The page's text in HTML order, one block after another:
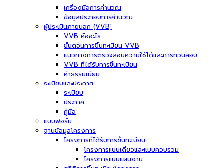
เครื่องมือการคำนวณ
ข้อมูลประกอบการคำนวณ
ผู้ประเมินภายนอก (VVB)
VVB คืออะไร
ขั้นตอนการขึ้นทะเบียน VVB
แนวทางการตรวจสอบความใช้ได้และการทวนสอบ
VVB ที่ได้รับการขึ้นทะเบียน
ค่าธรรมเนียม
ระเบียบและประกาศ
ระเบียบ
ประกาศ
คู่มือ
แบบฟอร์ม
ฐานข้อมูลโครงการ
โครงการที่ได้รับการขึ้นทะเบียน
โครงการแบบเดี่ยวและแบบควบรวม
โครงการแบบแผนงาน